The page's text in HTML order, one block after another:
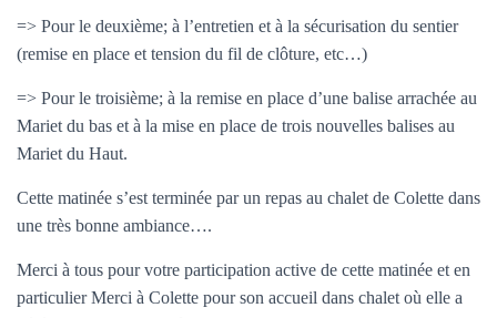
=> Pour le deuxième; à l’entretien et à la sécurisation du sentier
(remise en place et tension du fil de clôture, etc…)
=> Pour le troisième; à la remise en place d’une balise arrachée au
Mariet du bas et à la mise en place de trois nouvelles balises au
Mariet du Haut.
Cette matinée s’est terminée par un repas au chalet de Colette dans
une très bonne ambiance….
Merci à tous pour votre participation active de cette matinée et en
particulier Merci à Colette pour son accueil dans chalet où elle a